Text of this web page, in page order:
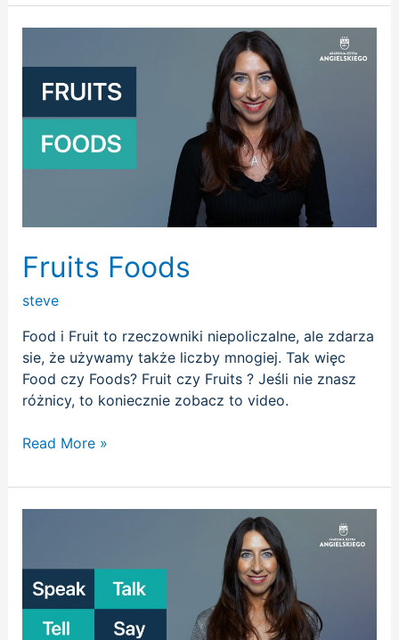
Fruits Foods
steve
Food i Fruit to rzeczowniki niepoliczalne, ale zdarza
sie, że używamy także liczby mnogiej. Tak więc
Food czy Foods? Fruit czy Fruits ? Jeśli nie znasz
różnicy, to koniecznie zobacz to video.
Read More »
Say